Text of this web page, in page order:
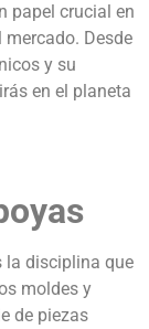
papel crucial en
Desde
y su
en el planeta
la disciplina que
moldes y
de piezas